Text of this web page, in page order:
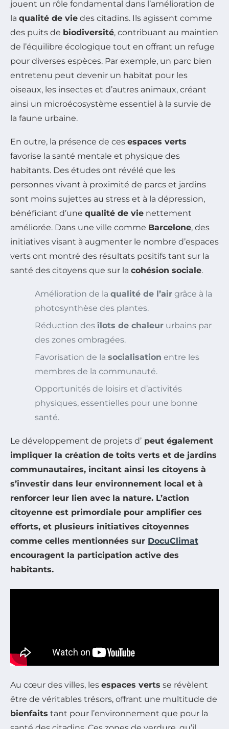
jouent un rôle fondamental dans l’amélioration de
la qualité de vie des citadins. Ils agissent comme
des puits de biodiversité, contribuant au maintien
de l’équilibre écologique tout en offrant un refuge
pour diverses espèces. Par exemple, un parc bien
entretenu peut devenir un habitat pour les
oiseaux, les insectes et d’autres animaux, créant
ainsi un microécosystème essentiel à la survie de
la faune urbaine.
En outre, la présence de ces espaces verts
favorise la santé mentale et physique des
habitants. Des études ont révélé que les
personnes vivant à proximité de parcs et jardins
sont moins sujettes au stress et à la dépression,
bénéficiant d’une qualité de vie nettement
améliorée. Dans une ville comme Barcelone, des
initiatives visant à augmenter le nombre d’espaces
verts ont montré des résultats positifs tant sur la
santé des citoyens que sur la cohésion sociale.
Amélioration de la qualité de l’air grâce à la
photosynthèse des plantes.
Réduction des îlots de chaleur urbains par
des zones ombragées.
Favorisation de la socialisation entre les
membres de la communauté.
Opportunités de loisirs et d’activités
physiques, essentielles pour une bonne
santé.
Le développement de projets d’ peut également
impliquer la création de toits verts et de jardins
communautaires, incitant ainsi les citoyens à
s’investir dans leur environnement local et à
renforcer leur lien avec la nature. L’action
citoyenne est primordiale pour amplifier ces
efforts, et plusieurs initiatives citoyennes
comme celles mentionnées sur DocuClimat
encouragent la participation active des
habitants.
Au cœur des villes, les espaces verts se révèlent
être de véritables trésors, offrant une multitude de
bienfaits tant pour l’environnement que pour la